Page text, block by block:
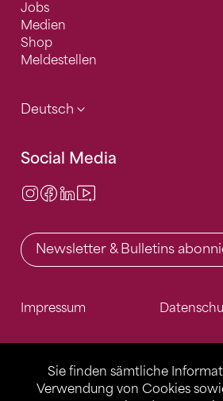
Sie finden sämtliche
Verwendung von Cookies
Jobs
Medien
Shop
Meldestellen
Deutsch
Social Media
Instagram
Facebook
LinkedIn
Newsletter & Bulletins
Impressum